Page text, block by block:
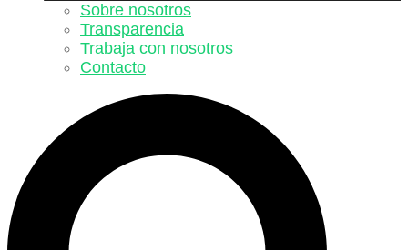
Sobre nosotros
Transparencia
Trabaja con nosotros
Contacto